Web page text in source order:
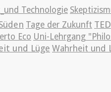
Technologie
Tage der Zukunft TED
Eco Uni-Lehrgang
und Lüge Wahrheit und